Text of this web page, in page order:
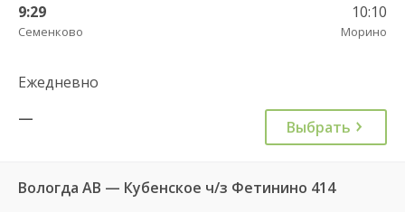
9:29
Семенково
10:10
Морино
Ежедневно
—
Выбрать
Вологда АВ — Кубенское ч/з Фетинино 414